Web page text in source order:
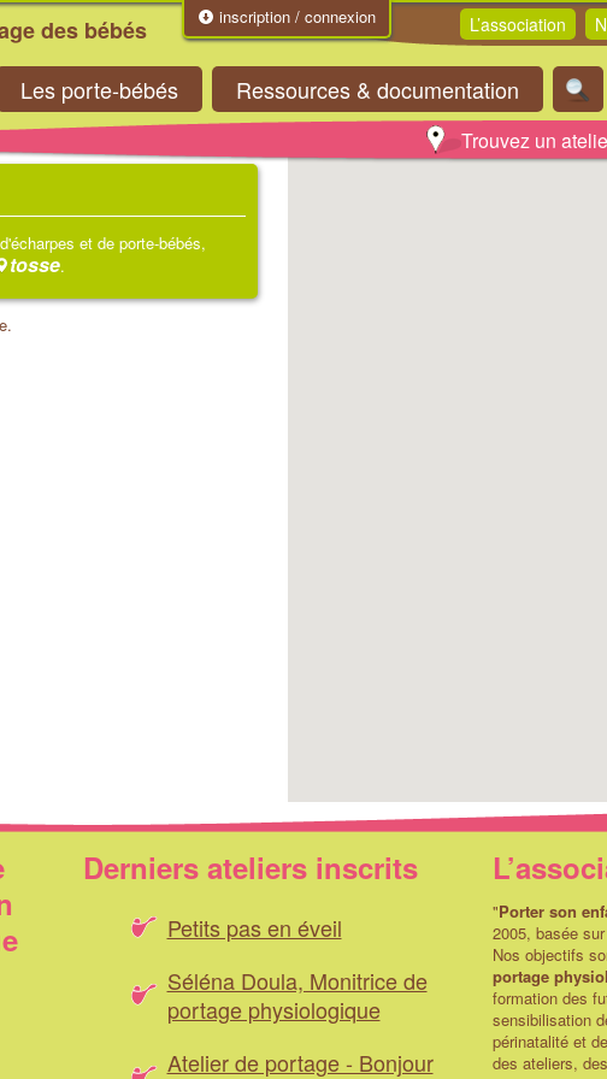
inscription / connexion
des bébés L’association
Les porte-bébés Ressources & documentation
Trouvez un
et de porte-bébés,
tosse.
Derniers ateliers inscrits
Petits pas en éveil
Séléna Doula, Monitrice de
portage physiologique
Atelier de portage - Bonjour
"Porter son
2005, basée
Nos objectifs
portage
formation des
sensibilisation
périnatalité et
des ateliers,